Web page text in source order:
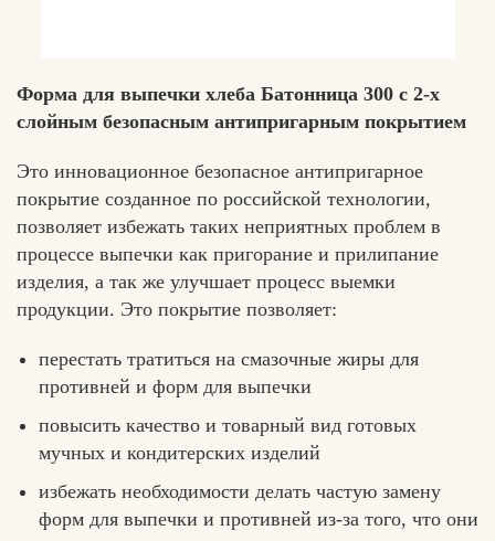
Хлеб
Форма для выпечки хлеба Батонница 300 с 2-х
слойным безопасным антипригарным покрытием
Это инновационное безопасное антипригарное
покрытие созданное по российской технологии,
позволяет избежать таких неприятных проблем в
процессе выпечки как пригорание и прилипание
изделия, а так же улучшает процесс выемки
продукции. Это покрытие позволяет:
перестать тратиться на смазочные жиры для
противней и форм для выпечки
повысить качество и товарный вид готовых
мучных и кондитерских изделий
избежать необходимости делать частую замену
форм для выпечки и противней из-за того, что они